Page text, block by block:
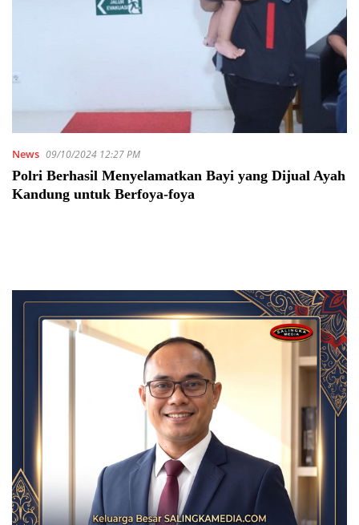
News 09/10/2024 12:27 PM
Polri Berhasil Menyelamatkan Bayi yang Dijual Ayah
Kandung untuk Berfoya-foya